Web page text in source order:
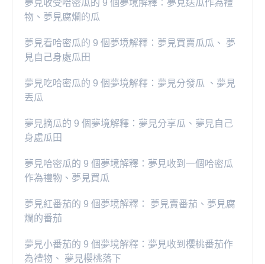
夢見收受哈密瓜的 9 個夢境解釋：夢見送瓜作為禮
物、夢見腐爛的瓜
夢見看哈密瓜的 9 個夢境解釋：夢見買賣瓜瓜、 夢
見自己身處瓜田
夢見吃哈密瓜的 9 個夢境解釋：夢見分發瓜 、夢見
丟瓜
夢見摘瓜的 9 個夢境解釋：夢見分享瓜、夢見自己
身處瓜田
夢見哈密瓜的 9 個夢境解釋：夢見收到一個哈密瓜
作為禮物、夢見買瓜
夢見紅番茄的 9 個夢境解釋： 夢見賣番茄、夢見腐
爛的番茄
​夢見小番茄的 9 個夢境解釋：夢見收到櫻桃番茄作
為禮物、 夢見櫻桃落下